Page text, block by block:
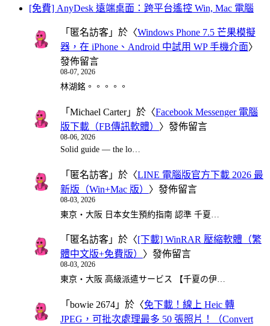
[免費] AnyDesk 遠端桌面：跨平台遙控 Win, Mac 電腦
「 匿名訪客 」於〈Windows Phone 7.5 芒果模擬
器，在 iPhone、Android 中試用 WP 手機介面〉
發佈留言
08-07, 2026
林湖銘。。。。。
「 Michael Carter」於〈Facebook Messenger 電腦
版下載（FB傳訊軟體） 〉發佈留言
08-06, 2026
Solid guide — the lo…
「 匿名訪客 」於〈LINE 電腦版官方下載 2026 最
新版（Win+Mac 版） 〉發佈留言
08-03, 2026
東京・大阪 日本女生預約指南 認準 千夏…
「 匿名訪客 」於〈[下載] WinRAR 壓縮軟體（繁
體中文版+免費版） 〉發佈留言
08-03, 2026
東京・大阪 高級派遣サービス 【千夏の伊…
「 bowie 2674 」於〈免下載！線上 Heic 轉
JPEG，可批次處理最多 50 張照片！（Convert